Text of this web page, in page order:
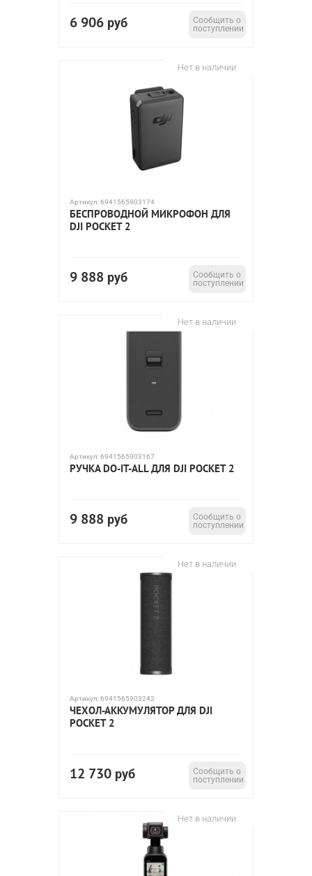
6 906 руб
Сообщить о
поступлении
Нет в наличии
Артикул:6941565903174
БЕСПРОВОДНОЙ МИКРОФОН ДЛЯ
DJI POCKET 2
9 888 руб
Сообщить о
поступлении
Нет в наличии
Артикул:6941565903167
РУЧКА DO-IT-ALL ДЛЯ DJI POCKET 2
9 888 руб
Сообщить о
поступлении
Нет в наличии
Артикул:6941565903242
ЧЕХОЛ-АККУМУЛЯТОР ДЛЯ DJI
POCKET 2
12 730 руб
Сообщить о
поступлении
Нет в наличии